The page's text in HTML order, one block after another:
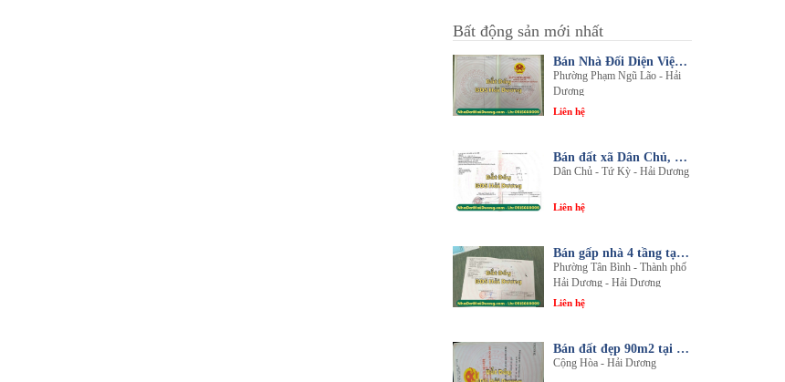
Bất động sản mới nhất
Bán Nhà Đối Diện Viện Đa Khoa Hải Dương - Nội Thất Sang Trọng, Tiện Nghi
Phường Phạm Ngũ Lão - Hải
Dương
Liên hệ
Bán đất xã Dân Chủ, Tứ Kỳ, Hải Dương - Diện tích 214m2 - Mặt tiền 8.5m - nhadathaiduong.com
Dân Chủ - Tứ Kỳ - Hải Dương
Liên hệ
Bán gấp nhà 4 tầng tại khu đô thị An Phú 2 - Nội thất gỗ lim sang trọng
Phường Tân Bình - Thành phố
Hải Dương - Hải Dương
Liên hệ
Bán đất đẹp 90m2 tại thôn An Điền, xã Cộng Hòa, huyện Nam Sách, tỉnh Hải Dương
Cộng Hòa - Hải Dương